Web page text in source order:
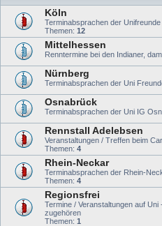
Köln
Terminabsprachen der
Themen: 12
Mittelhessen
Renntermine bei den Indianer,
Nürnberg
Terminabsprachen der Uni
Osnabrück
Terminabsprachen der Uni IG
Rennstall Adelebsen
Veranstaltungen / Treffen beim
Themen: 4
Rhein-Neckar
Terminabsprachen der Rhein-
Themen: 4
Regionsfrei
Termine / Veranstaltungen auf
zugehören
Themen: 1